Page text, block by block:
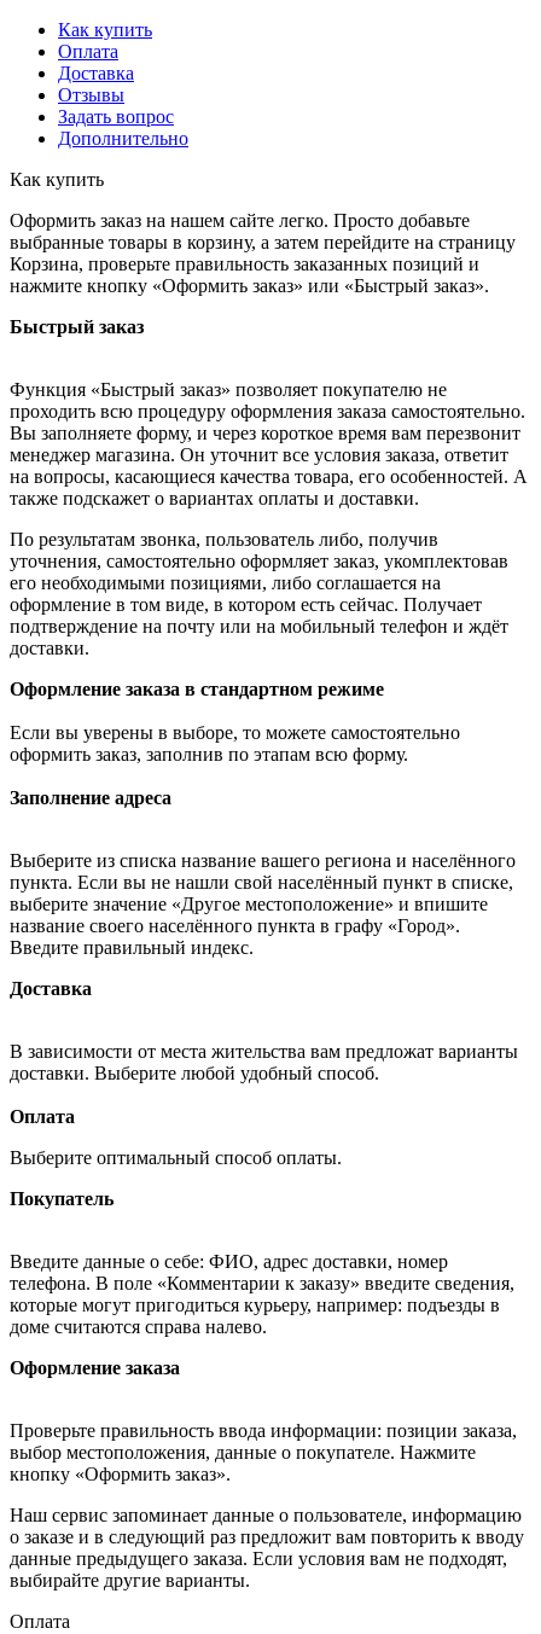
Как купить
Оплата
Доставка
Отзывы
Задать вопрос
Дополнительно
Как купить
Оформить заказ на нашем сайте легко. Просто добавьте
выбранные товары в корзину, а затем перейдите на страницу
Корзина, проверьте правильность заказанных позиций и
нажмите кнопку «Оформить заказ» или «Быстрый заказ».
Быстрый заказ
Функция «Быстрый заказ» позволяет покупателю не
проходить всю процедуру оформления заказа самостоятельно.
Вы заполняете форму, и через короткое время вам перезвонит
менеджер магазина. Он уточнит все условия заказа, ответит
на вопросы, касающиеся качества товара, его особенностей. А
также подскажет о вариантах оплаты и доставки.
По результатам звонка, пользователь либо, получив
уточнения, самостоятельно оформляет заказ, укомплектовав
его необходимыми позициями, либо соглашается на
оформление в том виде, в котором есть сейчас. Получает
подтверждение на почту или на мобильный телефон и ждёт
доставки.
Оформление заказа в стандартном режиме
Если вы уверены в выборе, то можете самостоятельно
оформить заказ, заполнив по этапам всю форму.
Заполнение адреса
Выберите из списка название вашего региона и населённого
пункта. Если вы не нашли свой населённый пункт в списке,
выберите значение «Другое местоположение» и впишите
название своего населённого пункта в графу «Город».
Введите правильный индекс.
Доставка
В зависимости от места жительства вам предложат варианты
доставки. Выберите любой удобный способ.
Оплата
Выберите оптимальный способ оплаты.
Покупатель
Введите данные о себе: ФИО, адрес доставки, номер
телефона. В поле «Комментарии к заказу» введите сведения,
которые могут пригодиться курьеру, например: подъезды в
доме считаются справа налево.
Оформление заказа
Проверьте правильность ввода информации: позиции заказа,
выбор местоположения, данные о покупателе. Нажмите
кнопку «Оформить заказ».
Наш сервис запоминает данные о пользователе, информацию
о заказе и в следующий раз предложит вам повторить к вводу
данные предыдущего заказа. Если условия вам не подходят,
выбирайте другие варианты.
Оплата